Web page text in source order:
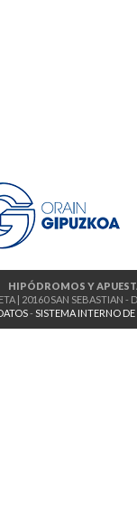
HIPÓDROMOS Y
| 20160 SAN SEBASTIAN -
-SISTEMA INTERNO